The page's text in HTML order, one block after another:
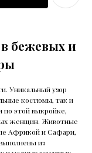
бежевых и
Уникальный узор
костюмы, так и
по этой выкройке,
женщин. Животные
Африкой и Сафари,
из